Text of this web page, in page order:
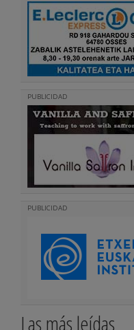
PUBLICIDAD
PUBLICIDAD
Las más leídas